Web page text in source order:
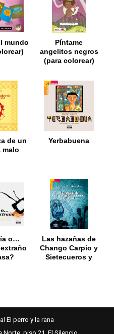
mundo
Píntame
angelitos negros
(para colorear)
de un
malo
Yerbabuena
o…
Las hazañas de
Chango Carpio y
Sietecueros y
El perro y la rana